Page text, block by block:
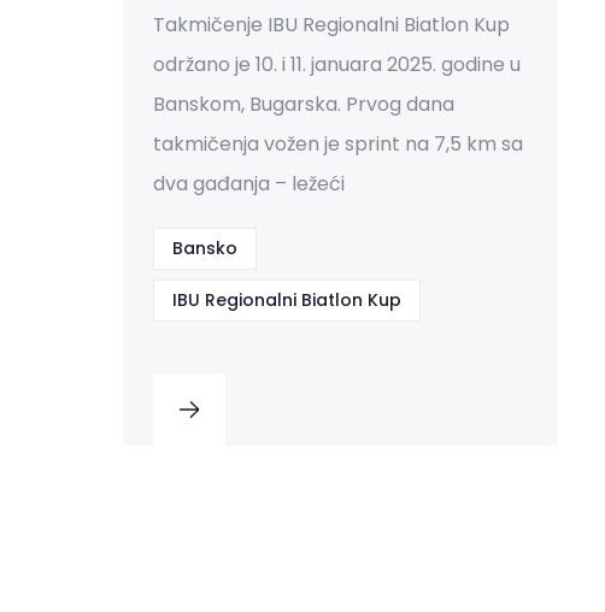
Takmičenje IBU Regionalni Biatlon Kup
održano je 10. i 11. januara 2025. godine u
Banskom, Bugarska. Prvog dana
takmičenja vožen je sprint na 7,5 km sa
dva gađanja – ležeći
Bansko
IBU Regionalni Biatlon Kup